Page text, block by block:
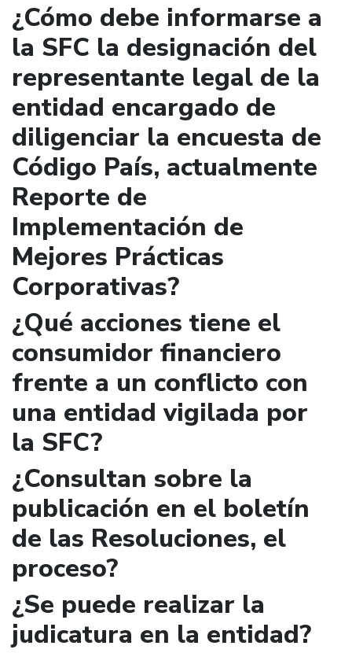
¿Cómo debe informarse a
la SFC la designación del
representante legal de la
entidad encargado de
diligenciar la encuesta de
Código País, actualmente
Reporte de
Implementación de
Mejores Prácticas
Corporativas?
¿Qué acciones tiene el
consumidor financiero
frente a un conflicto con
una entidad vigilada por
la SFC?
¿Consultan sobre la
publicación en el boletín
de las Resoluciones, el
proceso?
¿Se puede realizar la
judicatura en la entidad?